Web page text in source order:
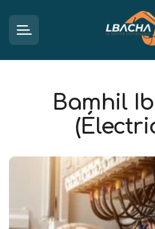
Bamhil